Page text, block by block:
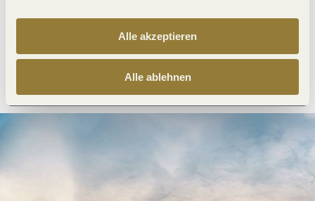
Alle akzeptieren
Alle ablehnen
Anreise planen